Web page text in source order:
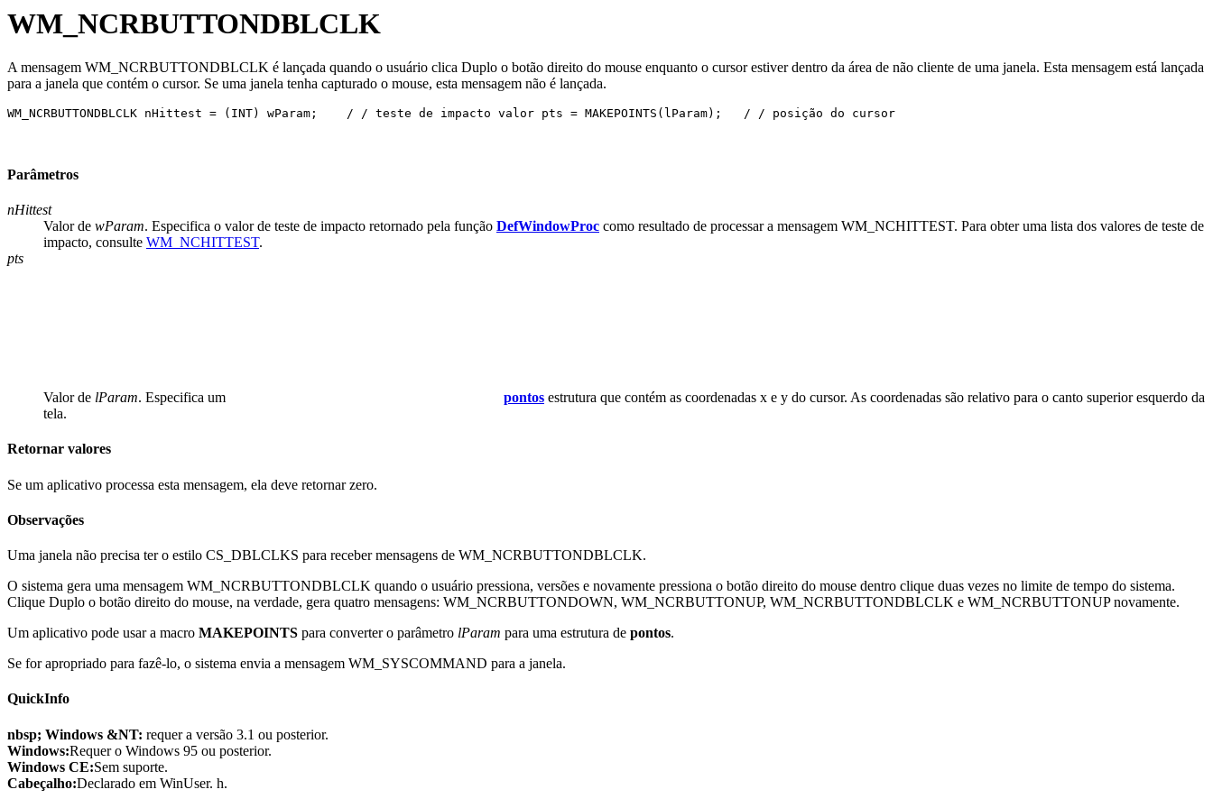
WM_NCRBUTTONDBLCLK
A mensagem WM_NCRBUTTONDBLCLK é lançada quando o usuário clica Duplo o botão direito do mouse enquanto o cursor estiver dentro da área de não cliente de uma janela. Esta mensagem está lançada
para a janela que contém o cursor. Se uma janela tenha capturado o mouse, esta mensagem não é lançada.
WM_NCRBUTTONDBLCLK nHittest = (INT) wParam;    / / teste de impacto valor pts = MAKEPOINTS(lParam);   / / posição do cursor
Parâmetros
nHittest
Valor de wParam. Especifica o valor de teste de impacto retornado pela função DefWindowProc como resultado de processar a mensagem WM_NCHITTEST. Para obter uma lista dos valores de teste de
impacto, consulte WM_NCHITTEST.
pts
Valor de lParam. Especifica um pontos estrutura que contém as coordenadas x e y do cursor. As coordenadas são relativo para o canto superior esquerdo da
tela.
Retornar valores
Se um aplicativo processa esta mensagem, ela deve retornar zero.
Observações
Uma janela não precisa ter o estilo CS_DBLCLKS para receber mensagens de WM_NCRBUTTONDBLCLK.
O sistema gera uma mensagem WM_NCRBUTTONDBLCLK quando o usuário pressiona, versões e novamente pressiona o botão direito do mouse dentro clique duas vezes no limite de tempo do sistema.
Clique Duplo o botão direito do mouse, na verdade, gera quatro mensagens: WM_NCRBUTTONDOWN, WM_NCRBUTTONUP, WM_NCRBUTTONDBLCLK e WM_NCRBUTTONUP novamente.
Um aplicativo pode usar a macro MAKEPOINTS para converter o parâmetro lParam para uma estrutura de pontos.
Se for apropriado para fazê-lo, o sistema envia a mensagem WM_SYSCOMMAND para a janela.
QuickInfo
nbsp; Windows &NT: requer a versão 3.1 ou posterior.
Windows:Requer o Windows 95 ou posterior.
Windows CE:Sem suporte.
Cabeçalho:Declarado em WinUser. h.